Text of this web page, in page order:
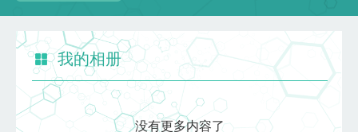
我的相册
没有更多内容了